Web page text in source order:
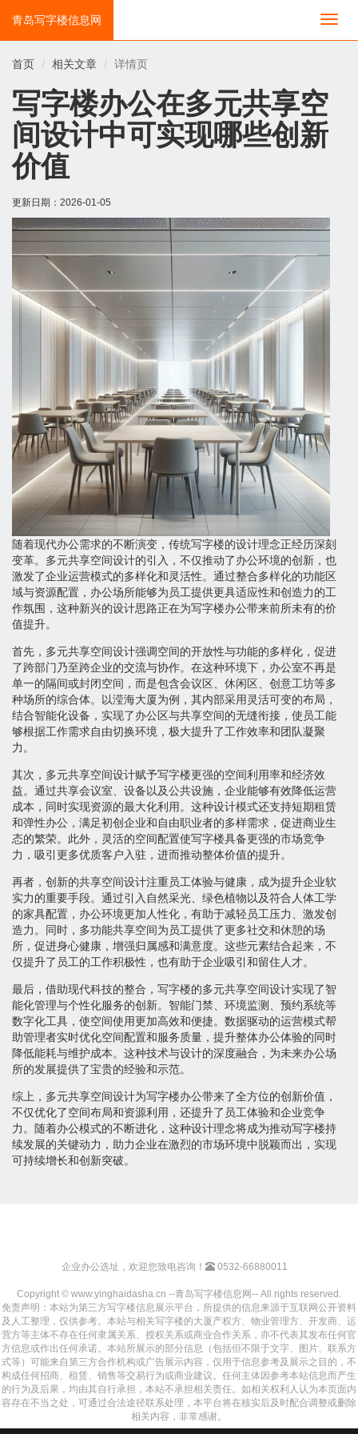
切
青岛写字楼信息网
首页 相关文章 详情页
写字楼办公在多元共享空
间设计中可实现哪些创新
价值
更新日期： 2026-01-05
随着现代办公需求的不断演变，传统写字楼的设计理念正经历深刻
变革。多元共享空间设计的引入，不仅推动了办公环境的创新，也
激发了企业运营模式的多样化和灵活性。通过整合多样化的功能区
域与资源配置，办公场所能够为员工提供更具适应性和创造力的工
作氛围，这种新兴的设计思路正在为写字楼办公带来前所未有的价
值提升。
首先，多元共享空间设计强调空间的开放性与功能的多样化，促进
了跨部门乃至跨企业的交流与协作。在这种环境下，办公室不再是
单一的隔间或封闭空间，而是包含会议区、休闲区、创意工坊等多
种场所的综合体。以滢海大厦为例，其内部采用灵活可变的布局，
结合智能化设备，实现了办公区与共享空间的无缝衔接，使员工能
够根据工作需求自由切换环境，极大提升了工作效率和团队凝聚
力。
其次，多元共享空间设计赋予写字楼更强的空间利用率和经济效
益。通过共享会议室、设备以及公共设施，企业能够有效降低运营
成本，同时实现资源的最大化利用。这种设计模式还支持短期租赁
和弹性办公，满足初创企业和自由职业者的多样需求，促进商业生
态的繁荣。此外，灵活的空间配置使写字楼具备更强的市场竞争
力，吸引更多优质客户入驻，进而推动整体价值的提升。
再者，创新的共享空间设计注重员工体验与健康，成为提升企业软
实力的重要手段。通过引入自然采光、绿色植物以及符合人体工学
的家具配置，办公环境更加人性化，有助于减轻员工压力、激发创
造力。同时，多功能共享空间为员工提供了更多社交和休憩的场
所，促进身心健康，增强归属感和满意度。这些元素结合起来，不
仅提升了员工的工作积极性，也有助于企业吸引和留住人才。
最后，借助现代科技的整合，写字楼的多元共享空间设计实现了智
能化管理与个性化服务的创新。智能门禁、环境监测、预约系统等
数字化工具，使空间使用更加高效和便捷。数据驱动的运营模式帮
助管理者实时优化空间配置和服务质量，提升整体办公体验的同时
降低能耗与维护成本。这种技术与设计的深度融合，为未来办公场
所的发展提供了宝贵的经验和示范。
综上，多元共享空间设计为写字楼办公带来了全方位的创新价值，
不仅优化了空间布局和资源利用，还提升了员工体验和企业竞争
力。随着办公模式的不断进化，这种设计理念将成为推动写字楼持
续发展的关键动力，助力企业在激烈的市场环境中脱颖而出，实现
可持续增长和创新突破。
企业办公选址，欢迎您致电咨询！ 0532-66880011
Copyright © www.yinghaidasha.cn --青岛写字楼信息网-- All rights reserved.
免责声明：本站为第三方写字楼信息展示平台，所提供的信息来源于互联网公开资料
及人工整理，仅供参考。本站与相关写字楼的大厦产权方、物业管理方、开发商、运
营方等主体不存在任何隶属关系、授权关系或商业合作关系，亦不代表其发布任何官
方信息或作出任何承诺。本站所展示的部分信息（包括但不限于文字、图片、联系方
式等）可能来自第三方合作机构或广告展示内容，仅用于信息参考及展示之目的，不
构成任何招商、租赁、销售等交易行为或商业建议。任何主体因参考本站信息而产生
的行为及后果，均由其自行承担，本站不承担相关责任。如相关权利人认为本页面内
容存在不当之处，可通过合法途径联系处理，本平台将在核实后及时配合调整或删除
相关内容，非常感谢。